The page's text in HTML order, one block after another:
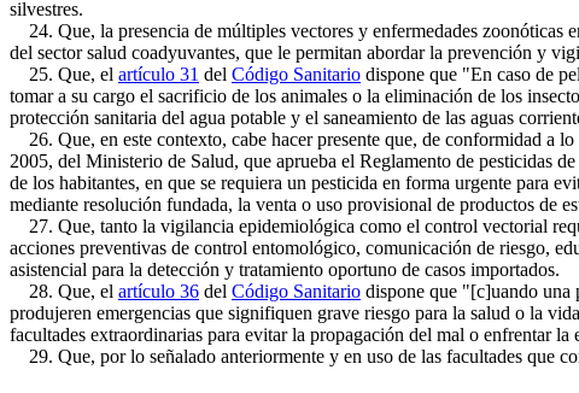
silvestres.
24. Que, la presencia de múltiples vectores y enfermedades zoonóticas
del sector salud coadyuvantes, que le permitan abordar la prevención y
25. Que, el artículo 31 del Código Sanitario dispone que "En caso de
tomar a su cargo el sacrificio de los animales o la eliminación de los
protección sanitaria del agua potable y el saneamiento de las aguas
26. Que, en este contexto, cabe hacer presente que, de conformidad a
2005, del Ministerio de Salud, que aprueba el Reglamento de pesticidas
de los habitantes, en que se requiera un pesticida en forma urgente para
mediante resolución fundada, la venta o uso provisional de productos de
27. Que, tanto la vigilancia epidemiológica como el control vectorial
acciones preventivas de control entomológico, comunicación de riesgo,
asistencial para la detección y tratamiento oportuno de casos importados.
28. Que, el artículo 36 del Código Sanitario dispone que "[c]uando una
produjeren emergencias que signifiquen grave riesgo para la salud o la
facultades extraordinarias para evitar la propagación del mal o enfrentar la
29. Que, por lo señalado anteriormente y en uso de las facultades que